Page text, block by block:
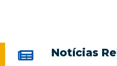
Notícias